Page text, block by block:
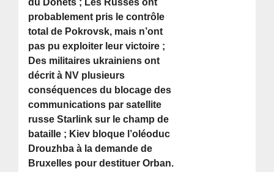
du Donets ; Les Russes ont
probablement pris le contrôle
total de Pokrovsk, mais n’ont
pas pu exploiter leur victoire ;
Des militaires ukrainiens ont
décrit à NV plusieurs
conséquences du blocage des
communications par satellite
russe Starlink sur le champ de
bataille ; Kiev bloque l’oléoduc
Drouzhba à la demande de
Bruxelles pour destituer Orban.